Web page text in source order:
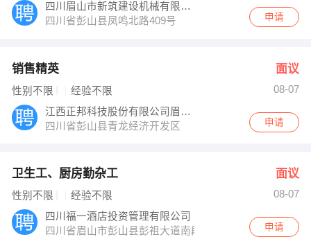
四川眉山市新筑建设机械有限公司
四川省彭山县凤鸣北路409号
申请
销售精英 面议
性别不限 经验不限
08-07
江西正邦科技股份有限公司眉山分公司
四川省彭山县青龙经济开发区
申请
卫生工、厨房勤杂工 面议
性别不限 经验不限
08-07
四川福一酒店投资管理有限公司
四川省眉山市彭山县彭祖大道南段
申请